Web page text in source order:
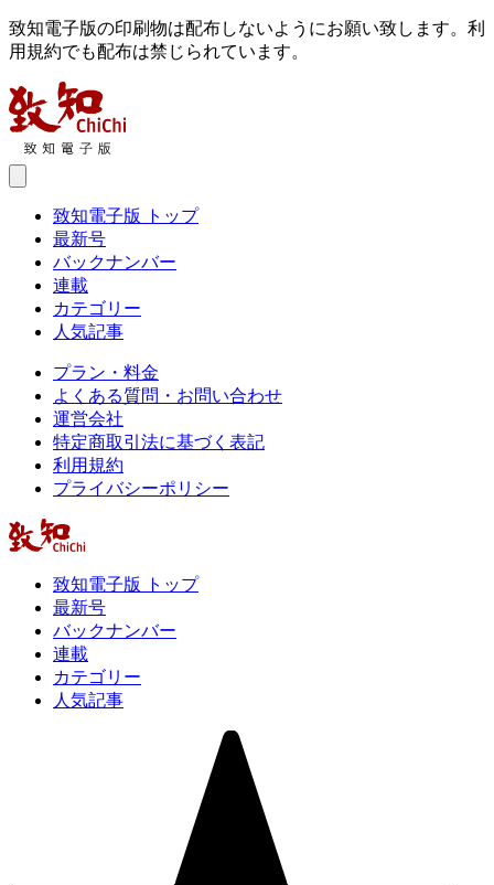
致知電子版の印刷物は配布しないようにお願い致します。利
用規約でも配布は禁じられています。
致知電子版 トップ
最新号
バックナンバー
連載
カテゴリー
人気記事
プラン・料金
よくある質問・お問い合わせ
運営会社
特定商取引法に基づく表記
利用規約
プライバシーポリシー
致知電子版 トップ
最新号
バックナンバー
連載
カテゴリー
人気記事